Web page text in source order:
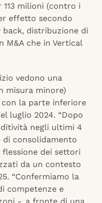
113 milioni (contro i
effetto secondo
back, distribuzione di
M&A che in Vertical
vedono una
misura minore)
la parte inferiore
luglio 2024. “Dopo
negli ultimi 4
di consolidamento
dei settori
da un contesto
“Confermiamo la
competenze e